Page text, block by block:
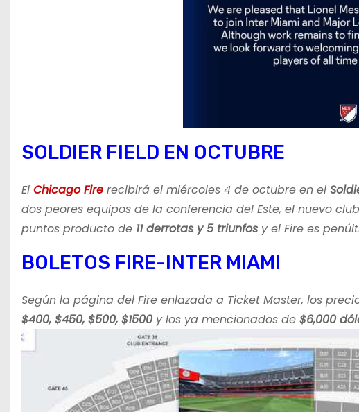
SOLDIER FIELD EN OCTUBRE
El Chicago Fire recibirá el miércoles 4 de octubre en el
dos peores equipos de la conferencia del Este, el nuevo
puntos producto de 11 derrotas y 5 triunfos y el Fire es
BOLETOS FIRE-INTER MIAMI
Según la página del Fire enlazada a Ticket Master, los
$400, $450, $500, $1500 y los ya mencionados de $6,000